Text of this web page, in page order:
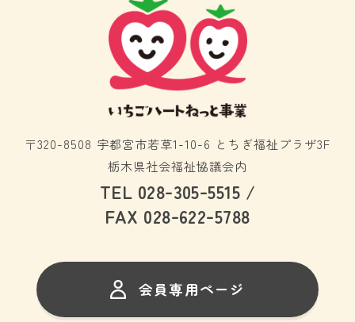
〒320-8508 宇都宮市若草1-10-6 とちぎ福祉プラザ3F
栃木県社会福祉協議会内
TEL 028-305-5515 /
FAX 028-622-5788
会員専用ページ